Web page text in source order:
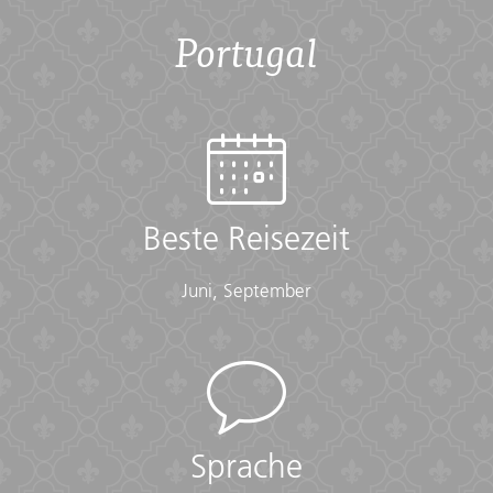
• Flight info (required) (Printouts of e-tickets may be
required at the border)
• Vouchers and pre-departure information (required)
• Visas or vaccination certificates (With photocopies)
• Toiletries (required) (Shampoo, bodywash, soap, etc.)
• Binoculars (optional)
• Camera (With extra memory cards and batteries)
• Cash, credit and debit cards
• First-aid kit (should contain lip balm with sunscreen,
sunscreen, whistle, Aspirin, Ibuprofen, bandaids/plasters,
tape, anti-histamines, antibacterial gel/wipes, antiseptic
cream, Imodium or similar tablets for mild cases of
Portugal
Beste Reisezeit
Juni, September
Sprache